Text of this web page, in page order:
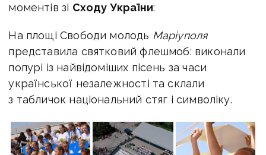
моментів зі Сходу України:
На площі Свободи молодь Маріуполя
представила святковий флешмоб: виконали
попурі із найвідоміших пісень за часи
української незалежності та склали
з табличок національний стяг і символіку.